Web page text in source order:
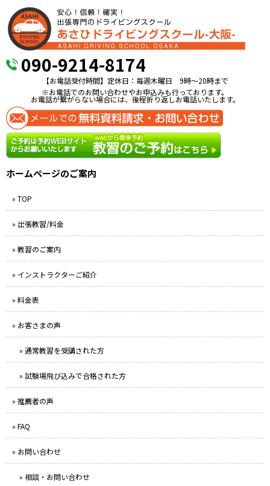
090-9214-8174
【お電話受付時間】定休日：毎週木曜日 9時〜20時まで
※お電話でのお問い合わせやお申込みも行っております。
お電話が繋がらない場合には、後程折り返しお電話いたします。
ホームページのご案内
» TOP
» 出張教習/料金
» 教習のご案内
» インストラクターご紹介
» 料金表
» お客さまの声
» 通常教習を受講された方
» 試験場飛び込みで合格された方
» 推薦者の声
» FAQ
» お問い合わせ
» 相談・お問い合わせ